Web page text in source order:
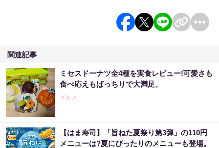
関連記事
ミセスドーナツ全4種を実食レビュー!可愛さも
食べ応えもばっちりで大満足。
グルメ
【はま寿司】「旨ねた夏祭り第3弾」の110円
メニューは?夏にぴったりのメニューも登場。